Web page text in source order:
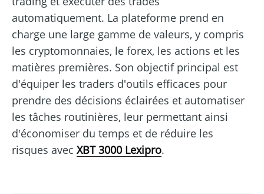
automatiquement. La plateforme prend en
charge une large gamme de valeurs, y compris
les cryptomonnaies, le forex, les actions et les
matières premières. Son objectif principal est
d'équiper les traders d'outils efficaces pour
prendre des décisions éclairées et automatiser
les tâches routinières, leur permettant ainsi
d'économiser du temps et de réduire les
risques avec XBT 3000 Lexipro.